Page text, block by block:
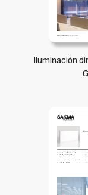
Iluminación